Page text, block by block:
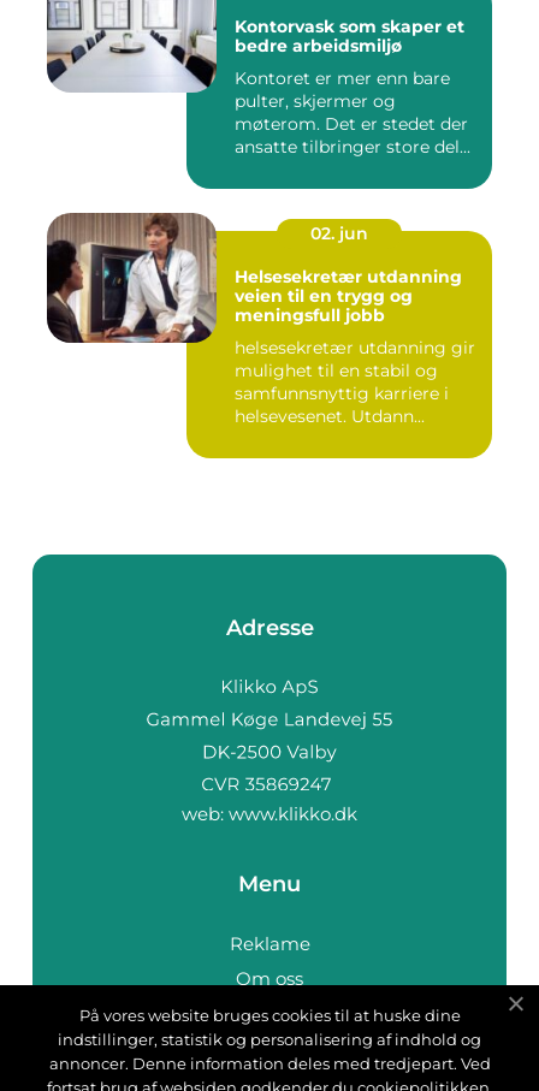
Kontorvask som skaper et
bedre arbeidsmiljø
Kontoret er mer enn bare
pulter, skjermer og
møterom. Det er stedet der
ansatte tilbringer store del...
02. jun
Helsesekretær utdanning
veien til en trygg og
meningsfull jobb
helsesekretær utdanning gir
mulighet til en stabil og
samfunnsnyttig karriere i
helsevesenet. Utdann...
Adresse
web: www.klikko.dk
Menu
Reklame
Om oss
Cookies
Kontakt Oss
Sitemap
På vores website bruges cookies til at huske dine
indstillinger, statistik og personalisering af indhold og
annoncer. Denne information deles med tredjepart. Ved